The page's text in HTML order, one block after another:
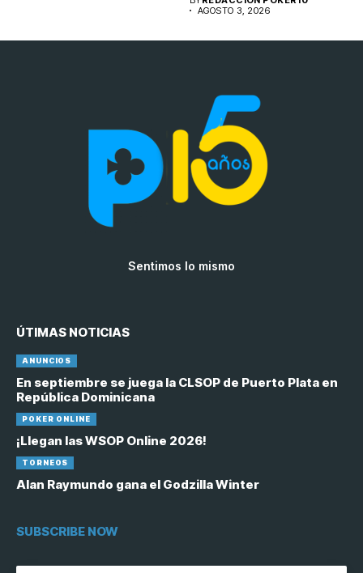
AGOSTO 3, 2026
Sentimos lo mismo
ÚTIMAS NOTICIAS
ANUNCIOS
En septiembre se juega la CLSOP de Puerto Plata en
República Dominicana
POKER ONLINE
¡Llegan las WSOP Online 2026!
TORNEOS
Alan Raymundo gana el Godzilla Winter
SUBSCRIBE NOW